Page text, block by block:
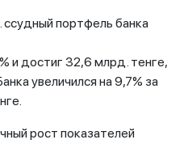
ссудный портфель банка
и достиг 32,6 млрд. тенге,
увеличился на 9,7% за
рост показателей